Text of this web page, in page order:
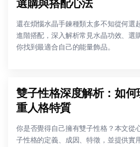
選購與搭配心法
還在煩惱水晶手鍊種類太多不知從何選
進階搭配，深入解析常見水晶功效、選
你找到最適合自己的能量飾品。
雙子性格深度解析：如
重人格特質
你是否覺得自己擁有雙子性格？本文從
子性格的定義、成因、特徵，並提供實